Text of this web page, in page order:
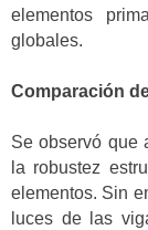
elementos
globales.
Comparación
Se observó que
la robustez
elementos. Sin
luces de las